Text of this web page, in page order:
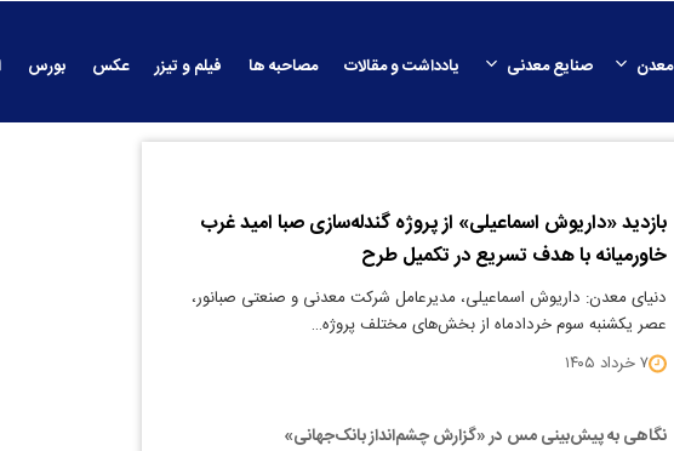
معدن صنایع معدنی یادداشت و مقالات مصاحبه ها فیلم و تیزر عکس بورس
بازدید «داریوش اسماعیلی» از پروژه گندله‌سازی صبا امید غرب
خاورمیانه با هدف تسریع در تکمیل طرح
دنیای معدن: داریوش اسماعیلی، مدیرعامل شرکت معدنی و صنعتی صبانور،
عصر یکشنبه سوم خردادماه از بخش‌های مختلف پروژه…
۷ خرداد ۱۴۰۵
نگاهی به پیش‌بینی مس در «گزارش چشم‌انداز بانک‌جهانی»